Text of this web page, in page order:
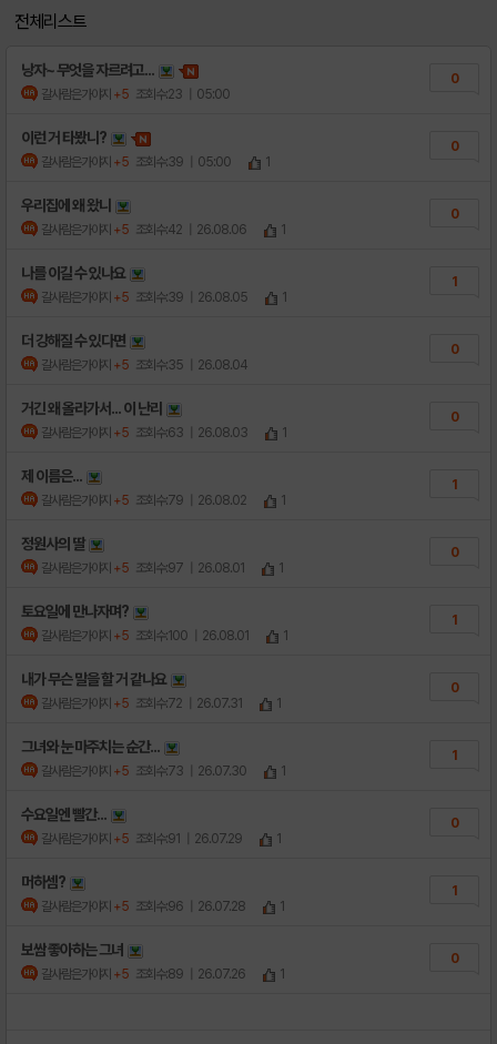
전체리스트
낭자~ 무엇을 자르려고...
갈사람은가야지 +5 조회수:23 | 05:00
0
이런 거 타봤니?
갈사람은가야지 +5 조회수:39 | 05:00 1
0
우리집에 왜 왔니
갈사람은가야지 +5 조회수:42 | 26.08.06 1
0
나를 이길 수 있나요
갈사람은가야지 +5 조회수:39 | 26.08.05 1
1
더 강해질 수 있다면
갈사람은가야지 +5 조회수:35 | 26.08.04
0
거긴 왜 올라가서... 이 난리
갈사람은가야지 +5 조회수:63 | 26.08.03 1
0
제 이름은...
갈사람은가야지 +5 조회수:79 | 26.08.02 1
1
정원사의 딸
갈사람은가야지 +5 조회수:97 | 26.08.01 1
0
토요일에 만나자며?
갈사람은가야지 +5 조회수:100 | 26.08.01 1
1
내가 무슨 말을 할 거 같나요
갈사람은가야지 +5 조회수:72 | 26.07.31 1
0
그녀와 눈 마주치는 순간...
갈사람은가야지 +5 조회수:73 | 26.07.30 1
1
수요일엔 빨간...
갈사람은가야지 +5 조회수:91 | 26.07.29 1
0
머하셈?
갈사람은가야지 +5 조회수:96 | 26.07.28 1
1
보쌈 좋아하는 그녀
갈사람은가야지 +5 조회수:89 | 26.07.26 1
0